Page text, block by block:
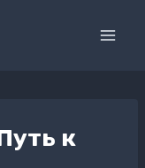
к